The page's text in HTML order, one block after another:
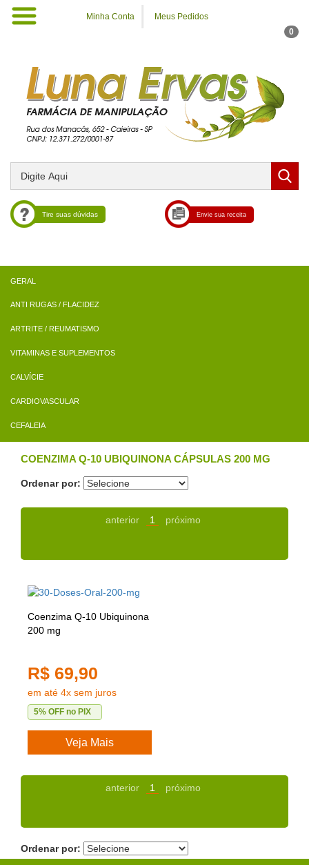
Minha Conta
Meus Pedidos
0
Tire suas dúvidas Envie sua receita
ANTI RUGAS / FLACIDEZ
ARTRITE / REUMATISMO
VITAMINAS E SUPLEMENTOS
CALVÍCIE
CARDIOVASCULAR
CEFALEIA
COENZIMA Q-10 UBIQUINONA CÁPSULAS 200 MG
Ordenar por:
anterior 1 próximo
Coenzima Q-10 Ubiquinona
200 mg
R$ 69,90
em até 4x sem juros
5% OFF no PIX
Veja Mais
anterior 1 próximo
Ordenar por: